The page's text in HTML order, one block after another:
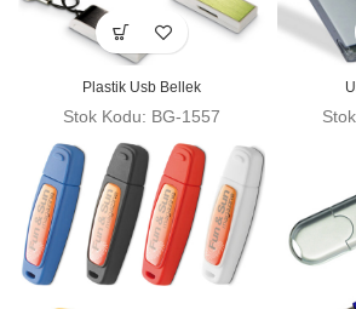
Plastik Usb Bellek
Stok Kodu: BG-1557